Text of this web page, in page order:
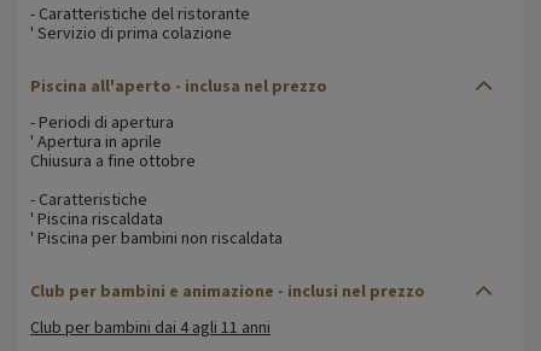
- Caratteristiche del ristorante
' Servizio di prima colazione
Piscina all'aperto - inclusa nel prezzo
- Periodi di apertura
' Apertura in aprile
Chiusura a fine ottobre
- Caratteristiche
' Piscina riscaldata
' Piscina per bambini non riscaldata
Club per bambini e animazione - inclusi nel prezzo
Club per bambini dai 4 agli 11 anni